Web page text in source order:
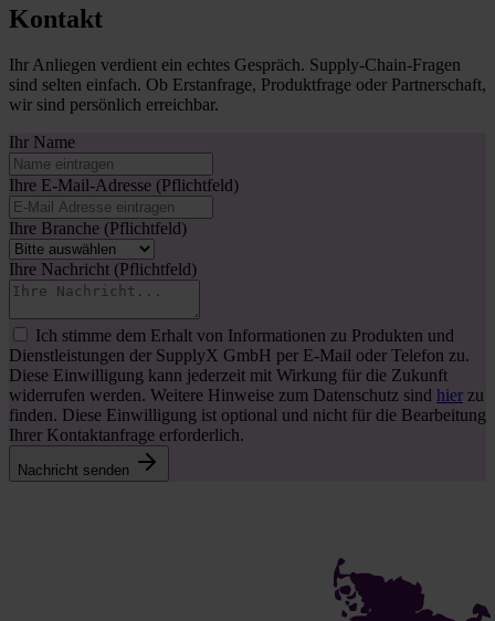
Kontakt
Ihr Anliegen verdient ein echtes Gespräch. Supply-Chain-Fragen
sind selten einfach. Ob Erstanfrage, Produktfrage oder Partnerschaft,
wir sind persönlich erreichbar.
Ihr Name
Ihre E-Mail-Adresse (Pflichtfeld)
Ihre Branche (Pflichtfeld)
Ihre Nachricht (Pflichtfeld)
Ich stimme dem Erhalt von Informationen zu Produkten und
Dienstleistungen der SupplyX GmbH per E-Mail oder Telefon zu.
Diese Einwilligung kann jederzeit mit Wirkung für die Zukunft
widerrufen werden. Weitere Hinweise zum Datenschutz sind hier zu
finden. Diese Einwilligung ist optional und nicht für die Bearbeitung
Ihrer Kontaktanfrage erforderlich.
Nachricht senden